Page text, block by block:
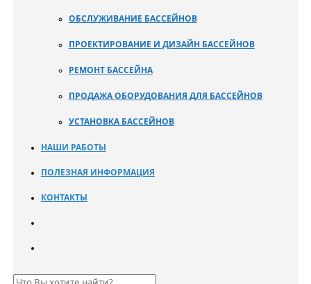
ОБСЛУЖИВАНИЕ БАССЕЙНОВ
ПРОЕКТИРОВАНИЕ И ДИЗАЙН БАССЕЙНОВ
РЕМОНТ БАССЕЙНА
ПРОДАЖА ОБОРУДОВАНИЯ ДЛЯ БАССЕЙНОВ
УСТАНОВКА БАССЕЙНОВ
НАШИ РАБОТЫ
ПОЛЕЗНАЯ ИНФОРМАЦИЯ
КОНТАКТЫ